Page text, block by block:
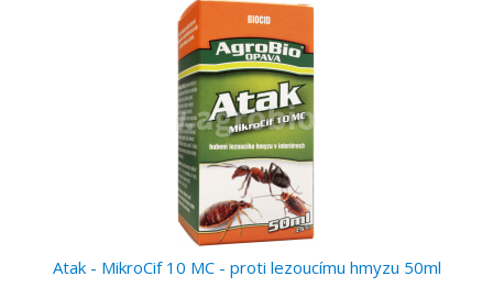
Atak - MikroCif 10 MC - proti lezoucímu hmyzu 50ml